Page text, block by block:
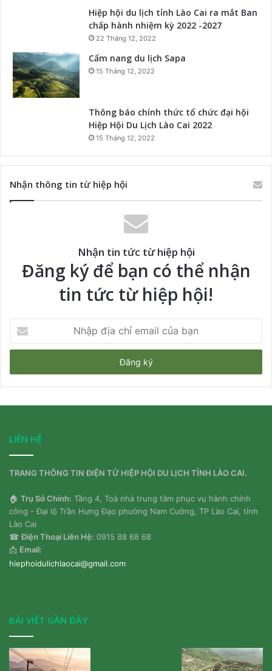
Hiệp hội du lịch tỉnh Lào Cai ra mắt Ban
chấp hành nhiệm kỳ 2022 -2027
22 Tháng 12, 2022
Cẩm nang du lịch Sapa
15 Tháng 12, 2022
Thông báo chính thức tổ chức đại hội
Hiệp Hội Du Lịch Lào Cai 2022
15 Tháng 12, 2022
Nhận thông tin từ hiệp hội
Nhận tin tức từ hiệp hội
Đăng ký để bạn có thể nhận
tin tức từ hiệp hội!
địa
chỉ
của
bạn
LIÊN HỆ
TRANG THÔNG TIN ĐIỆN TỬ HIỆP HỘI DU LỊCH TỈNH LÀO CAI.
🏠 Trụ Sở Chính: Tầng 4, Toà nhà trung tâm phục vụ hành chính
công - Đại lộ Trần Hưng Đạo phường Nam Cường, TP Lào Cai, tỉnh
Lào Cai
☎Điện Thoại Liên Hệ: 0915 88 68 68
📩 Email:
hiephoidulichlaocai@gmail.com
BÀI VIẾT GẦN ĐÂY